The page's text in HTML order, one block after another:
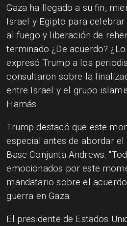
Gaza ha llegado a su fin,
Israel y Egipto para
al fuego y liberación de
terminado ¿De acuerdo? ¿Lo
expresó Trump a los
consultaron sobre la
entre Israel y el grupo
Hamás.
Trump destacó que este
especial antes de abordar
Base Conjunta Andrews.
emocionados por este
mandatario sobre el
guerra en Gaza.
El presidente de Estados